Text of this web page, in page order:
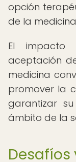
opción
de la
El
aceptación
medicina
promover la
garantizar
ámbito de la
Desafíos